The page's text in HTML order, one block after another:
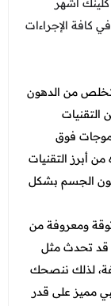
أشهر
كافة الإجراءات
من الدهون
فوق
أبرز التقنيات
الجسم بشكل
ومعروفة من
قد تحدث مثل
لذلك ننصحك
مميز على قدر